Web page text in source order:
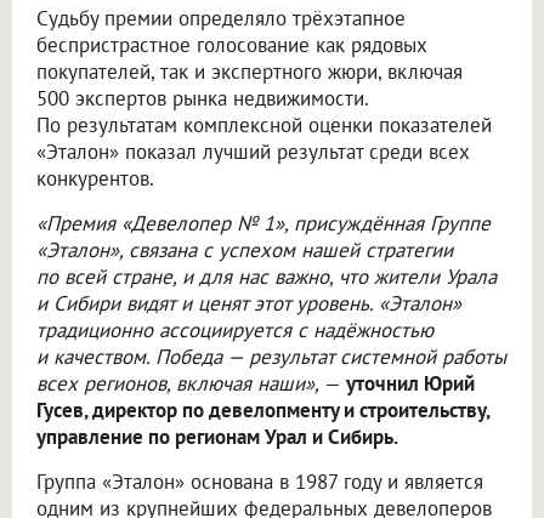
Судьбу премии определяло трёхэтапное
беспристрастное голосование как рядовых
покупателей, так и экспертного жюри, включая
500 экспертов рынка недвижимости.
По результатам комплексной оценки показателей
«Эталон» показал лучший результат среди всех
конкурентов.
«Премия «Девелопер № 1», присуждённая Группе
«Эталон», связана с успехом нашей стратегии
по всей стране, и для нас важно, что жители Урала
и Сибири видят и ценят этот уровень. «Эталон»
традиционно ассоциируется с надёжностью
и качеством. Победа — результат системной работы
всех регионов, включая наши», — уточнил Юрий
Гусев, директор по девелопменту и строительству,
управление по регионам Урал и Сибирь.
Группа «Эталон» основана в 1987 году и является
одним из крупнейших федеральных девелоперов